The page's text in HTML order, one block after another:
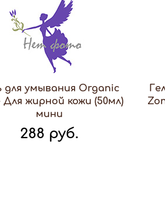
для умывания Organic
Для жирной кожи (50мл)
мини
288 руб.